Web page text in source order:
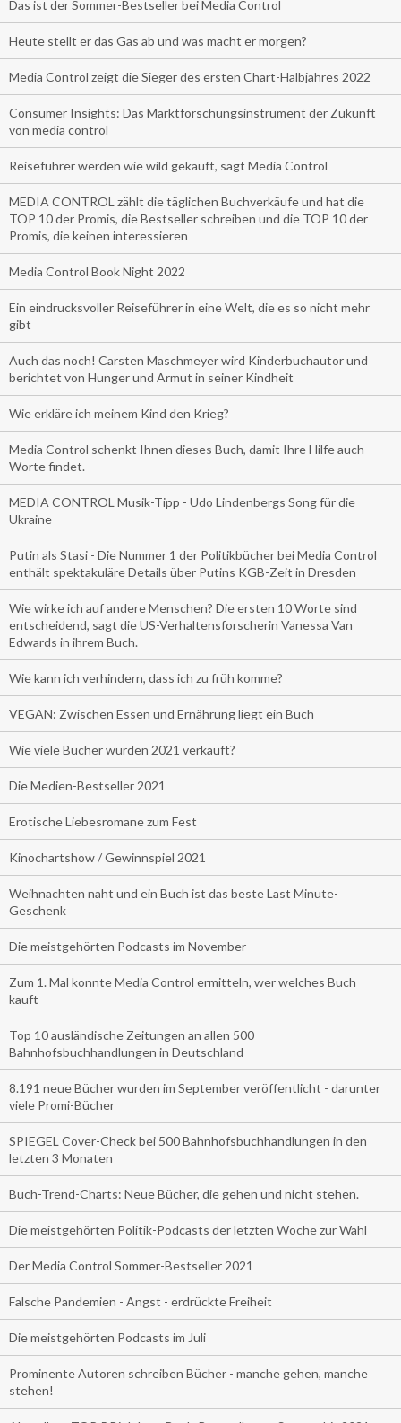
Das ist der Sommer-Bestseller bei Media Control
Heute stellt er das Gas ab und was macht er morgen?
Media Control zeigt die Sieger des ersten Chart-Halbjahres 2022
Consumer Insights: Das Marktforschungsinstrument der Zukunft
von media control
Reiseführer werden wie wild gekauft, sagt Media Control
MEDIA CONTROL zählt die täglichen Buchverkäufe und hat die
TOP 10 der Promis, die Bestseller schreiben und die TOP 10 der
Promis, die keinen interessieren
Media Control Book Night 2022
Ein eindrucksvoller Reiseführer in eine Welt, die es so nicht mehr
gibt
Auch das noch! Carsten Maschmeyer wird Kinderbuchautor und
berichtet von Hunger und Armut in seiner Kindheit
Wie erkläre ich meinem Kind den Krieg?
Media Control schenkt Ihnen dieses Buch, damit Ihre Hilfe auch
Worte findet.
MEDIA CONTROL Musik-Tipp - Udo Lindenbergs Song für die
Ukraine
Putin als Stasi - Die Nummer 1 der Politikbücher bei Media Control
enthält spektakuläre Details über Putins KGB-Zeit in Dresden
Wie wirke ich auf andere Menschen? Die ersten 10 Worte sind
entscheidend, sagt die US-Verhaltensforscherin Vanessa Van
Edwards in ihrem Buch.
Wie kann ich verhindern, dass ich zu früh komme?
VEGAN: Zwischen Essen und Ernährung liegt ein Buch
Wie viele Bücher wurden 2021 verkauft?
Die Medien-Bestseller 2021
Erotische Liebesromane zum Fest
Kinochartshow / Gewinnspiel 2021
Weihnachten naht und ein Buch ist das beste Last Minute-
Geschenk
Die meistgehörten Podcasts im November
Zum 1. Mal konnte Media Control ermitteln, wer welches Buch
kauft
Top 10 ausländische Zeitungen an allen 500
Bahnhofsbuchhandlungen in Deutschland
8.191 neue Bücher wurden im September veröffentlicht - darunter
viele Promi-Bücher
SPIEGEL Cover-Check bei 500 Bahnhofsbuchhandlungen in den
letzten 3 Monaten
Buch-Trend-Charts: Neue Bücher, die gehen und nicht stehen.
Die meistgehörten Politik-Podcasts der letzten Woche zur Wahl
Der Media Control Sommer-Bestseller 2021
Falsche Pandemien - Angst - erdrückte Freiheit
Die meistgehörten Podcasts im Juli
Prominente Autoren schreiben Bücher - manche gehen, manche
stehen!